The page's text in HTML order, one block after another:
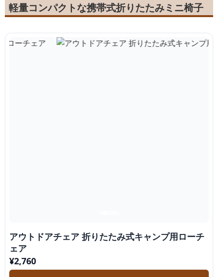
軽量コンパクトな携帯式折りたたみミニ椅子
アウトドアチェア 折りたたみ式キャンプ用ローチ
ェア
¥2,760